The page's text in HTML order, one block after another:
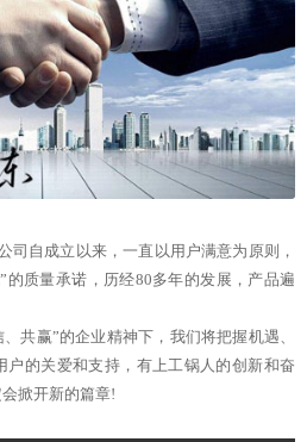
司自成立以来，一直以用户满意为原则，
的质量承诺，历经80多年的发展，产品遍
共赢”的企业精神下，我们将把握机遇、
户的关爱和支持，有上工锅人的创新和奋
掀开新的篇章!